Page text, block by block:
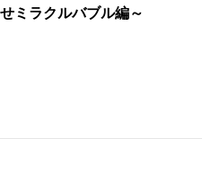
ミラクルバブル編～